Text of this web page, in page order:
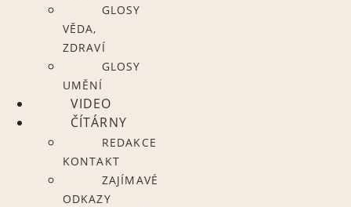
GLOSY
VĚDA,
ZDRAVÍ
GLOSY
UMĚNÍ
VIDEO
ČÍTÁRNY
REDAKCE
KONTAKT
ZAJÍMAVÉ
ODKAZY